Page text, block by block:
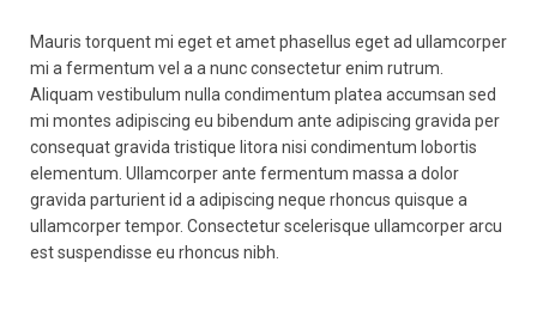
Mauris torquent mi eget et amet phasellus eget ad ullamcorper
mi a fermentum vel a a nunc consectetur enim rutrum.
Aliquam vestibulum nulla condimentum platea accumsan sed
mi montes adipiscing eu bibendum ante adipiscing gravida per
consequat gravida tristique litora nisi condimentum lobortis
elementum. Ullamcorper ante fermentum massa a dolor
gravida parturient id a adipiscing neque rhoncus quisque a
ullamcorper tempor. Consectetur scelerisque ullamcorper arcu
est suspendisse eu rhoncus nibh.